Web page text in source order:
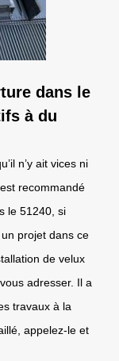
dans le
à du
n’y ait vices ni
recommandé
le 51240, si
projet dans ce
de velux
adresser. Il a
travaux à la
appelez-le et